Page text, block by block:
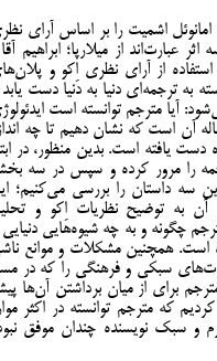
امانوئل اشمیت را بر اساس آرای
عبارت‌اند از میلارپا؛ ابراهیم
از آرای نظری اِکو و
به ترجمه‌ای دنیا به دنیا دست یابد
آيا مترجم توانسته است
آن است كه نشان دهيم تا چه
يافته است. بدین منظور، در
را مرور کرده و سپس در سه
سه داستان را بررسی می‌کنیم؛
توضیح نظریات اِکو و
چگونه و به چه شیوه‌هایی دنیایی
است. همچنین مشکلات و موانع
سبکی و فرهنگی را که در
برای از میان برداشتن آن‌ها
که مترجم توانسته در اکثر
فرم و سبک نویسنده چندان موفق